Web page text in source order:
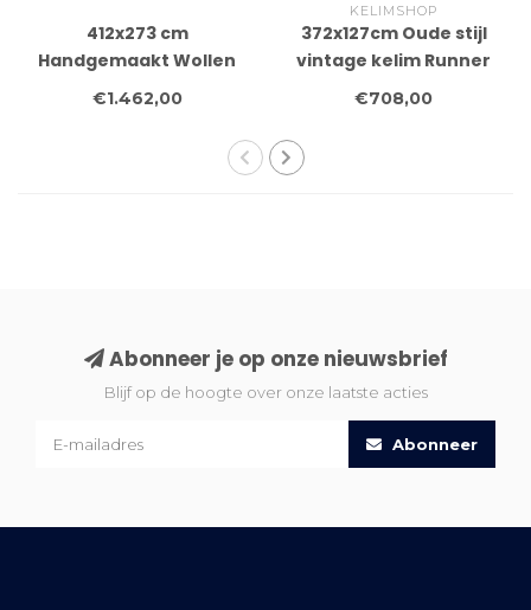
412x273 cm
Handgemaakt Wollen
Kelim Tapijt Oranje
Kleur Vloerkleed
€1.462,00
KELIMSHOP
372x127cm Oude stijl
vintage kelim Runner
Handgeweven woll
Kelim Maimana
€708,00
Abonneer je op onze nieuwsbrief
Blijf op de hoogte over onze laatste acties
Abonneer